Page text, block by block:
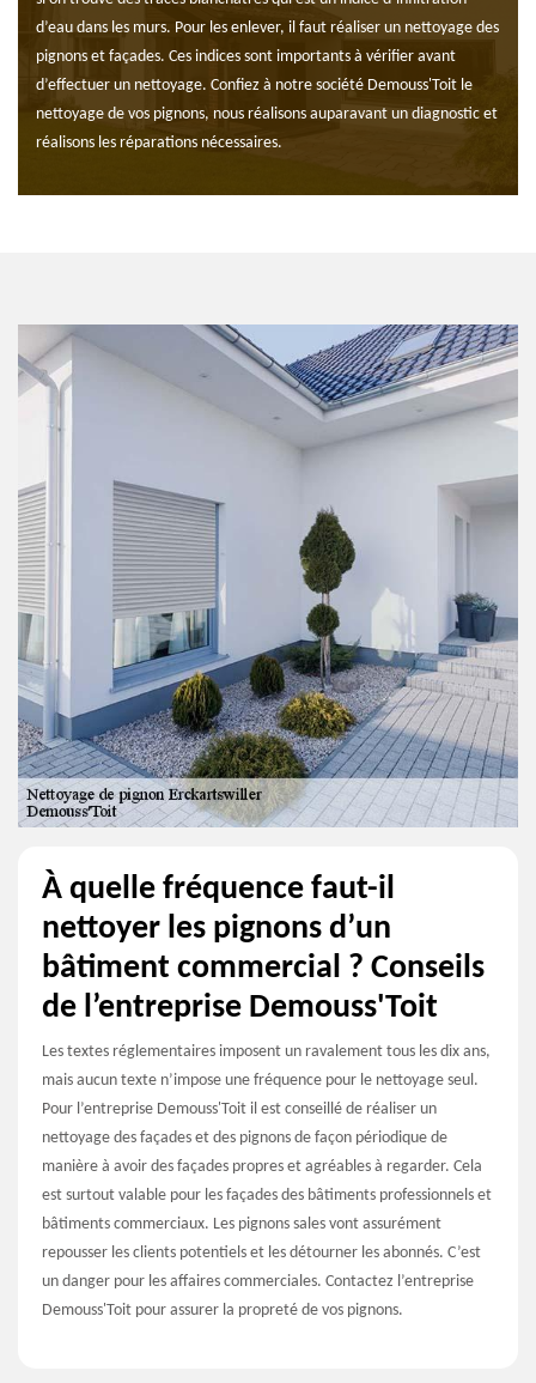
d’eau dans les murs. Pour les enlever, il faut réaliser un nettoyage des
pignons et façades. Ces indices sont importants à vérifier avant
d’effectuer un nettoyage. Confiez à notre société Demouss'Toit le
nettoyage de vos pignons, nous réalisons auparavant un diagnostic et
réalisons les réparations nécessaires.
À quelle fréquence faut-il
nettoyer les pignons d’un
bâtiment commercial ? Conseils
de l’entreprise Demouss'Toit
Les textes réglementaires imposent un ravalement tous les dix ans,
mais aucun texte n’impose une fréquence pour le nettoyage seul.
Pour l’entreprise Demouss'Toit il est conseillé de réaliser un
nettoyage des façades et des pignons de façon périodique de
manière à avoir des façades propres et agréables à regarder. Cela
est surtout valable pour les façades des bâtiments professionnels et
bâtiments commerciaux. Les pignons sales vont assurément
repousser les clients potentiels et les détourner les abonnés. C’est
un danger pour les affaires commerciales. Contactez l’entreprise
Demouss'Toit pour assurer la propreté de vos pignons.